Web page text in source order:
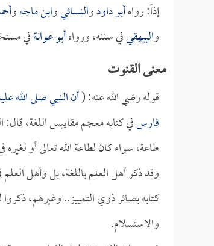
إذاً: رواهأبو داودوالنسائيوابن ماجهو
والبيهقيفي سننه، ورواهأبو عوانةفي
معنى القنوت
قوله رضي الله عنه: (أن النبي صلى الله
فارسفي كتابه معجم مقاييس اللغة،
طاعة، سواء كان لطاعة الله تعالى أو
وقد ذكر أهل العلم باللغة، بل وأهل العلم
كتابه بصائر ذوي التمييز.. وغيرهم،
والاستسلام.